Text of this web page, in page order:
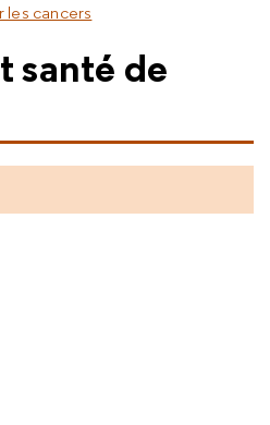
les cancers
santé de